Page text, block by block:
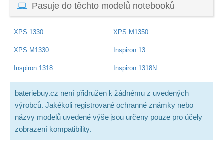
Pasuje do těchto modelů notebooků
XPS 1330 XPS M1350
XPS M1330 Inspiron 13
Inspiron 1318 Inspiron 1318N
bateriebuy.cz není přidružen k žádnému z uvedených
výrobců. Jakékoli registrované ochranné známky nebo
názvy modelů uvedené výše jsou určeny pouze pro účely
zobrazení kompatibility.